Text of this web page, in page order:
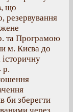
що
резервування
та Програмою
м. Києва до
р.
би зберегти